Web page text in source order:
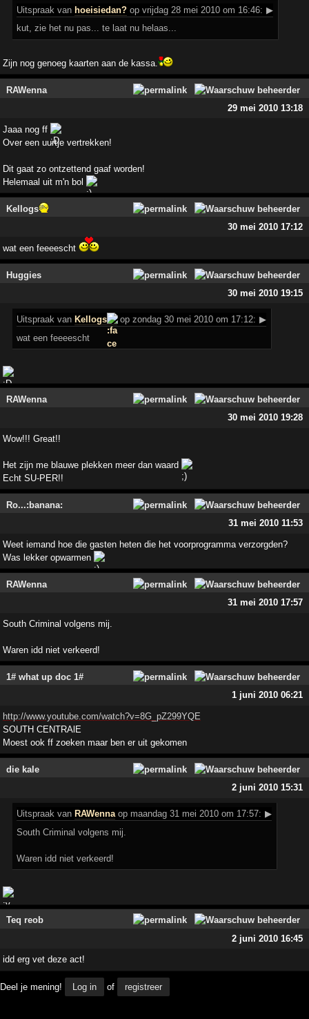
Uitspraak van hoeisiedan? op vrijdag 28 mei 2010 om 16:46: ▶
kut, zie het nu pas... te laat nu helaas...
Zijn nog genoeg kaarten aan de kassa.
RAWenna
29 mei 2010 13:18
Jaaa nog ff
Over een uurtje vertrekken!
Dit gaat zo ontzettend gaaf worden!
Helemaal uit m'n bol
Kellogs
30 mei 2010 17:12
wat een feeeescht
Huggies
30 mei 2010 19:15
Uitspraak van Kellogs op zondag 30 mei 2010 om 17:12: ▶
wat een feeeescht
RAWenna
30 mei 2010 19:28
Wow!!! Great!!
Het zijn me blauwe plekken meer dan waard
Echt SU-PER!!
Ro...:banana:
31 mei 2010 11:53
Weet iemand hoe die gasten heten die het voorprogramma verzorgden?
Was lekker opwarmen
RAWenna
31 mei 2010 17:57
South Criminal volgens mij.
Waren idd niet verkeerd!
1# what up doc 1#
1 juni 2010 06:21
http://www.youtube.com/watch?v=8G_pZ299YQE
SOUTH CENTRAlE
Moest ook ff zoeken maar ben er uit gekomen
die kale
2 juni 2010 15:31
Uitspraak van RAWennaop maandag 31 mei 2010 om 17:57: ▶
South Criminal volgens mij.
Waren idd niet verkeerd!
Teq reob
2 juni 2010 16:45
idd erg vet deze act!
Deel je mening! Log in of registreer